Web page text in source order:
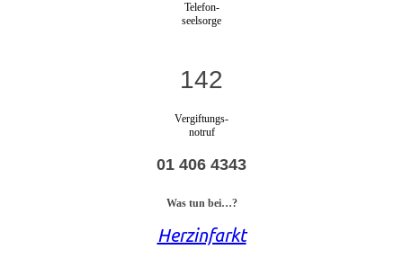
Telefon-
seelsorge
142
Vergiftungs-
notruf
01 406 4343
Was tun bei…?
Herzinfarkt